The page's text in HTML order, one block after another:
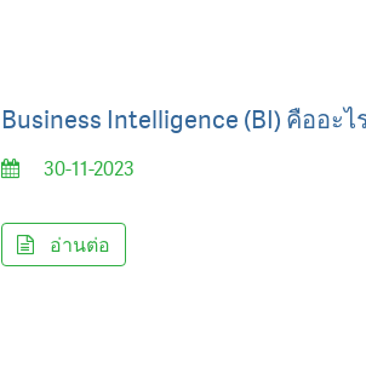
Business Intelligence (BI) คืออะ
30-11-2023
อ่านต่อ